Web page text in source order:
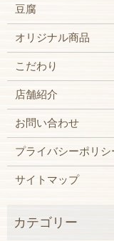
豆腐
オリジナル商品
こだわり
店舗紹介
お問い合わせ
プライバシーポリシ
サイトマップ